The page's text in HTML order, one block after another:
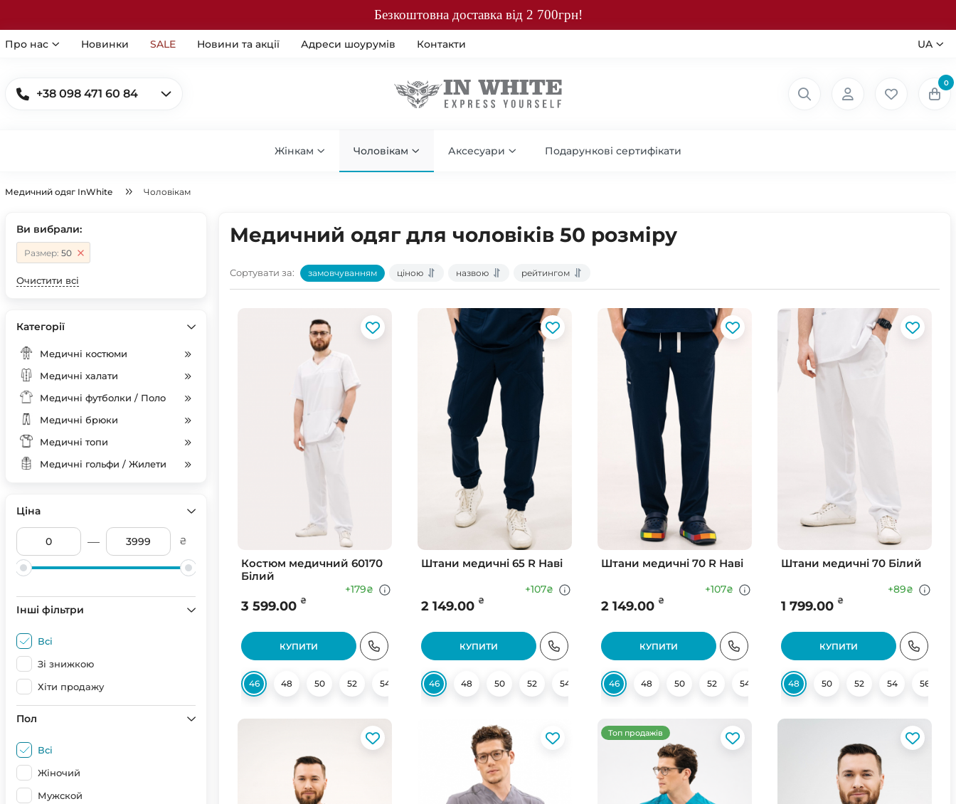
Безкоштовна доставка від 2 700грн!
Про нас Новинки SALE Новини та акції Адреси шоурумів Контакти UA
+38 098 471 60 84
0
Жінкам Чоловікам Аксесуари Подарункові сертифікати
Медичний одяг InWhite Чоловікам
Ви вибрали:
Размер: 50
Очистити всі
Категорії
Медичні костюми
Медичні халати
Медичні футболки / Поло
Медичні брюки
Медичні топи
Медичні гольфи / Жилети
Ціна
— ₴
Інші фільтри
Всі
Зі знижкою
Хіти продажу
Пол
Всі
Жіночий
Мужской
Медичний одяг для чоловіків 50 розміру
Сортувати за: замовчуванням ціною назвою рейтингом
Костюм медичний 60170
Білий
3 599.00 ₴
+179₴
КУПИТИ
46 48 50 52 54
Штани медичні 65 R Наві
2 149.00 ₴
+107₴
КУПИТИ
46 48 50 52 54 56 58
Штани медичні 70 R Наві
2 149.00 ₴
+107₴
КУПИТИ
46 48 50 52 54 56 58
Штани медичні 70 Білий
1 799.00 ₴
+89₴
КУПИТИ
48 50 52 54 56
Топ продажів